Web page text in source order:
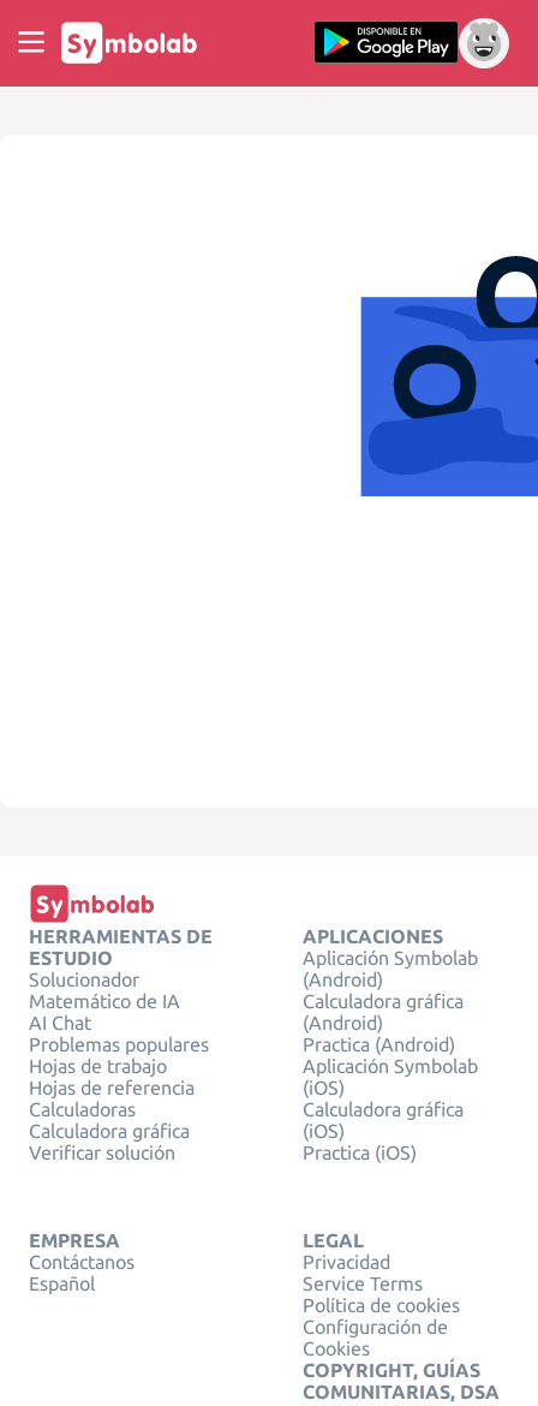
HERRAMIENTAS DE
ESTUDIO
Solucionador
Matemático de IA
AI Chat
Problemas populares
Hojas de trabajo
Hojas de referencia
Calculadoras
Calculadora gráfica
Verificar solución
APLICACIONES
Aplicación Symbolab
(Android)
Calculadora gráfica
(Android)
Practica (Android)
Aplicación Symbolab
(iOS)
Calculadora gráfica
(iOS)
Practica (iOS)
EMPRESA
Contáctanos
Español
LEGAL
Privacidad
Service Terms
Política de cookies
Configuración de
Cookies
COPYRIGHT, GUÍAS
COMUNITARIAS, DSA